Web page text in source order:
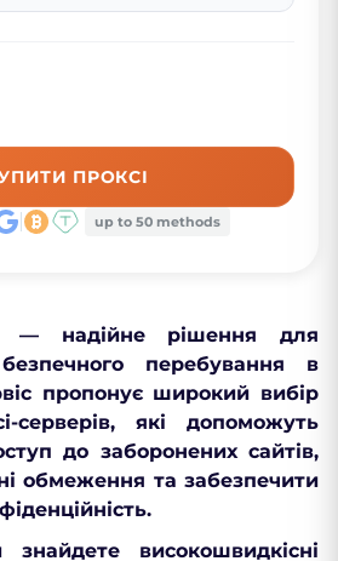
ПРОКСІ
up to 50 methods
— надійне рішення для
перебування в
пропонує широкий вибір
серверів, які допоможуть
до заборонених сайтів,
обмеження та забезпечити
високошвидкісні